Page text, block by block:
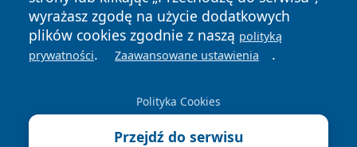
wyrażasz zgodę na użycie dodatkowych
plików cookies zgodnie z naszą polityką
prywatności. Zaawansowane ustawienia .
Polityka Cookies
Przejdź do serwisu